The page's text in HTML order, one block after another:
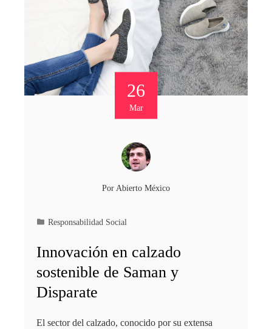
26
Mar
PorAbierto México
Responsabilidad Social
Innovación en calzado
sostenible de Saman y
Disparate
​El sector del calzado, conocido por su extensa